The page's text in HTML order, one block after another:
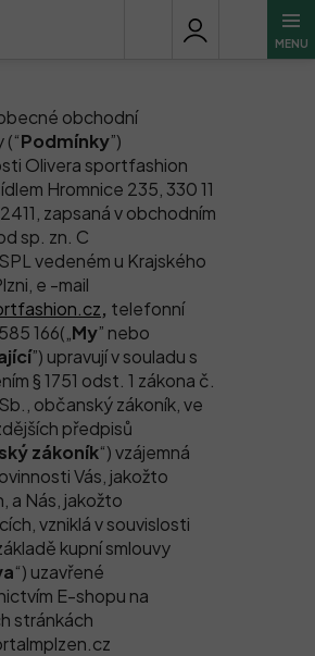
obchodní
Podmínky”)
Olivera sportfashion
Hromnice 235, 330 11
zapsaná v obchodním
sp. zn. C
vedeném u Krajského
e -mail
, telefonní
166(„ My” nebo
”) upravují v souladu s
§ 1751 odst. 1 zákona č.
občanský zákoník, ve
předpisů
zákoník“) vzájemná
Vás, jakožto
a Nás, jakožto
vzniklá v souvislosti
kupní smlouvy
“) uzavřené
E-shopu na
stránkách